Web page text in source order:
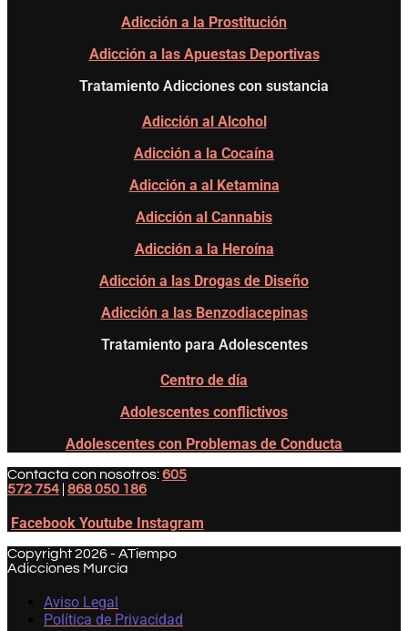
Adicción a la Prostitución
Adicción a las Apuestas Deportivas
Tratamiento Adicciones con sustancia
Adicción al Alcohol
Adicción a la Cocaína
Adicción a al Ketamina
Adicción al Cannabis
Adicción a la Heroína
Adicción a las Drogas de Diseño
Adicción a las Benzodiacepinas
Tratamiento para Adolescentes
Centro de día
Adolescentes conflictivos
Adolescentes con Problemas de Conducta
Contacta con nosotros:605
572 754 | 868 050 186
Facebook Youtube Instagram
Copyright 2026 - ATiempo
Adicciones Murcia
Aviso Legal
Política de Privacidad